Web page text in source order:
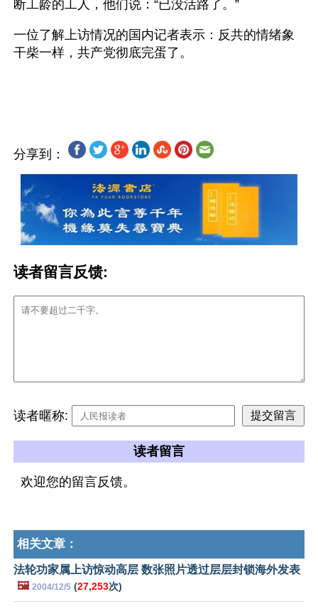
断工龄的工人，他们说：“已没活路了。”
一位了解上访情况的国内记者表示：反共的情绪象
干柴一样，共产党彻底完蛋了。
分享到：
读者留言反馈:
读者暱称:
读者留言
欢迎您的留言反馈。
相关文章：
法轮功家属上访惊动高层 数张照片透过层层封锁海外发表
🖼️ 2004/12/5 (27,253次)